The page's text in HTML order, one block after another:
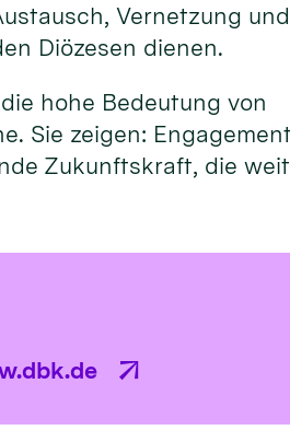
Vernetzung und
Diözesen dienen.
hohe Bedeutung von
Sie zeigen:
Zukunftskraft, die